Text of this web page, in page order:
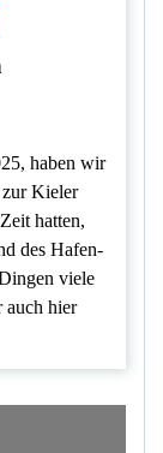
haben wir
Kieler
hatten,
des Hafen-
viele
auch hier